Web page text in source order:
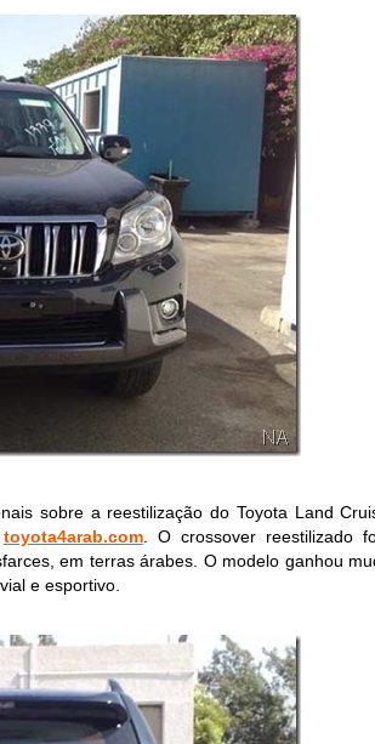
sobre a reestilização do Toyota Land
toyota4arab.com . O crossover reestilizado
em terras árabes. O modelo ganhou
e esportivo.